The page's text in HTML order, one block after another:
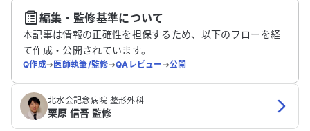
送信する
編集・監修基準について
本記事は情報の正確性を担保するため、以下のフローを経
て作成・公開されています。
Q作成➔医師執筆/監修➔QAレビュー➔公開
北水会記念病院 整形外科
栗原 信吾 監修